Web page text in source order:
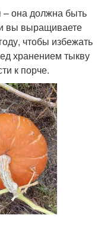
она должна быть
вы выращиваете
чтобы избежать
хранением тыкву
к порче.